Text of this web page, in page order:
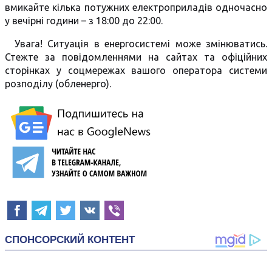
вмикайте кілька потужних електроприладів одночасно
у вечірні години – з 18:00 до 22:00.
Увага! Ситуація в енергосистемі може змінюватись.
Стежте за повідомленнями на сайтах та офіційних
сторінках у соцмережах вашого оператора системи
розподілу (обленерго).